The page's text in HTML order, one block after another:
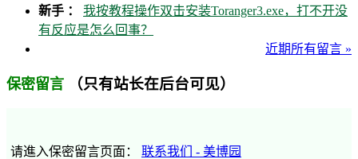
新手 ： 我按教程操作双击安装Toranger3.exe，打不开没
有反应是怎么回事？
近期所有留言 »
保密留言 （只有站长在后台可见）
请進入保密留言页面： 联系我们 - 美博园